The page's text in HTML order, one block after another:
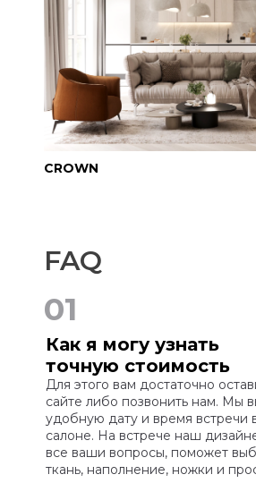
CROWN
FAQ
01
Как я могу узнать
точную стоимость
мебели?
Для этого вам достаточно
сайте либо позвонить нам. Мы
удобную дату и время встречи
салоне. На встрече наш
все ваши вопросы, поможет
ткань, наполнение, ножки и